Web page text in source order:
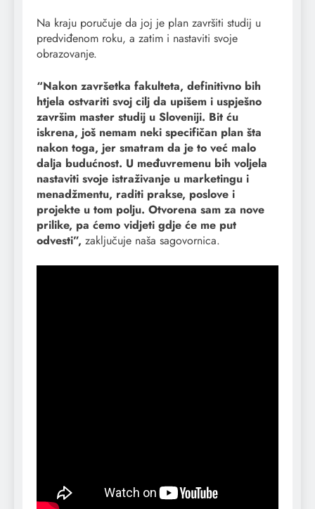
Na kraju poručuje da joj je plan završiti studij u
predviđenom roku, a zatim i nastaviti svoje
obrazovanje.
“Nakon završetka fakulteta, definitivno bih
htjela ostvariti svoj cilj da upišem i uspješno
završim master studij u Sloveniji. Bit ću
iskrena, još nemam neki specifičan plan šta
nakon toga, jer smatram da je to već malo
dalja budućnost. U međuvremenu bih voljela
nastaviti svoje istraživanje u marketingu i
menadžmentu, raditi prakse, poslove i
projekte u tom polju. Otvorena sam za nove
prilike, pa ćemo vidjeti gdje će me put
odvesti”, zaključuje naša sagovornica.